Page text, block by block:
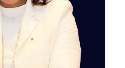
Toute l'actualité!
DOCUMENTATION
Toute la Documentation
CONTACT